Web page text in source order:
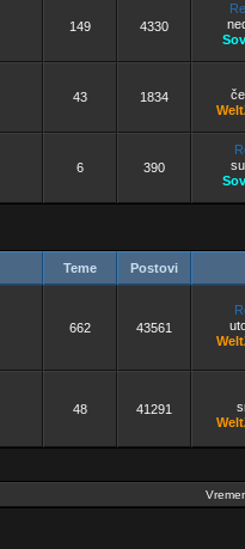
149 4330
43 1834
6 390
Teme Postovi
662 43561
48 41291